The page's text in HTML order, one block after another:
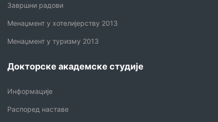
Завршни радови
Менаџмент у хотелијерству 2013
Менаџмент у туризму 2013
Докторске академске студије
Информације
Распоред наставе